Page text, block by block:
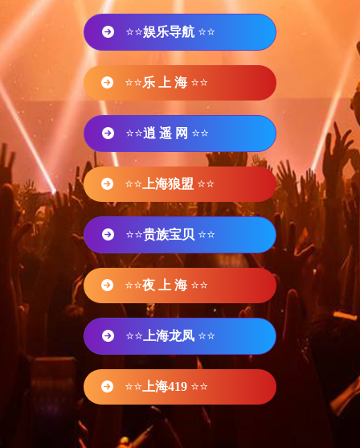
⭐⭐娱乐导航 ⭐⭐
⭐⭐乐 上 海 ⭐⭐
⭐⭐逍 遥 网 ⭐⭐
⭐⭐ 上海狼盟 ⭐⭐
⭐⭐贵族宝贝 ⭐⭐
⭐⭐夜 上 海 ⭐⭐
⭐⭐ 上海龙凤 ⭐⭐
⭐⭐ 上海419 ⭐⭐